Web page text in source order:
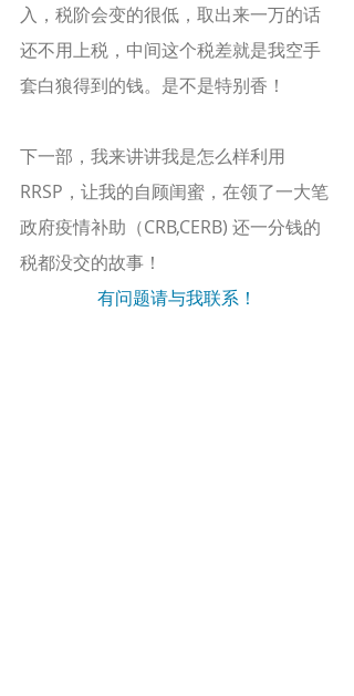
入，税阶会变的很低，取出来一万的话
还不用上税，中间这个税差就是我空手
套白狼得到的钱。是不是特别香！
下一部，我来讲讲我是怎么样利用
RRSP，让我的自顾闺蜜，在领了一大笔
政府疫情补助（CRB,CERB) 还一分钱的
税都没交的故事！
有问题请与我联系！